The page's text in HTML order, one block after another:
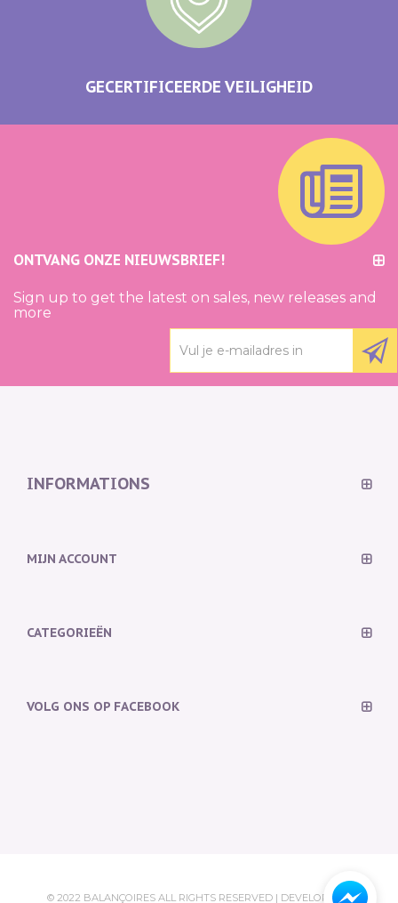
GECERTIFICEERDE VEILIGHEID
ONTVANG ONZE NIEUWSBRIEF!
Sign up to get the latest on sales, new releases and
more
INFORMATIONS
MIJN ACCOUNT
CATEGORIEËN
VOLG ONS OP FACEBOOK
© 2022 BALANÇOIRES ALL RIGHTS RESERVED | DEVELOPED &